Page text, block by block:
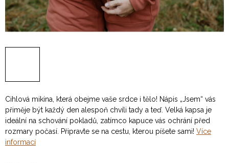
Cihlová mikina, která obejme vaše srdce i tělo! Nápis „Jsem“ vás
přiměje být každý den alespoň chvíli tady a teď. Velká kapsa je
ideální na schování pokladů, zatímco kapuce vás ochrání před
rozmary počasí. Připravte se na cestu, kterou píšete sami! Více
informací